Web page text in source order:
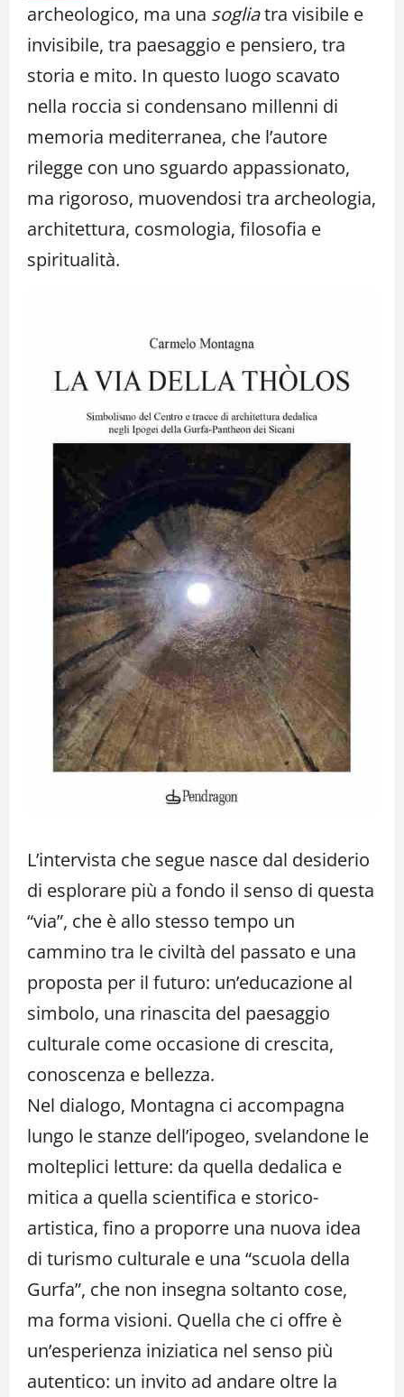
archeologico, ma una sogliatra visibile e
invisibile, tra paesaggio e pensiero, tra
storia e mito. In questo luogo scavato
nella roccia si condensano millenni di
memoria mediterranea, che l’autore
rilegge con uno sguardo appassionato,
ma rigoroso, muovendosi tra archeologia,
architettura, cosmologia, filosofia e
spiritualità.
L’intervista che segue nasce dal desiderio
di esplorare più a fondo il senso di questa
“via”, che è allo stesso tempo un
cammino tra le civiltà del passato e una
proposta per il futuro: un’educazione al
simbolo, una rinascita del paesaggio
culturale come occasione di crescita,
conoscenza e bellezza.
Nel dialogo, Montagna ci accompagna
lungo le stanze dell’ipogeo, svelandone le
molteplici letture: da quella dedalica e
mitica a quella scientifica e storico-
artistica, fino a proporre una nuova idea
di turismo culturale e una “scuola della
Gurfa”, che non insegna soltanto cose,
ma forma visioni. Quella che ci offre è
un’esperienza iniziatica nel senso più
autentico: un invito ad andare oltre la